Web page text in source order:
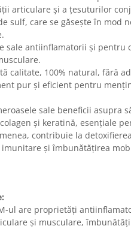
articulare și a țesuturilor
sulf, care se găsește în mod
sale antiinflamatorii și pentru
calitate, 100% natural, fără
pur și eficient pentru
sale beneficii asupra
și keratină, esențiale
contribuie la detoxifierea
și îmbunătățirea
ul are proprietăți
și musculare,